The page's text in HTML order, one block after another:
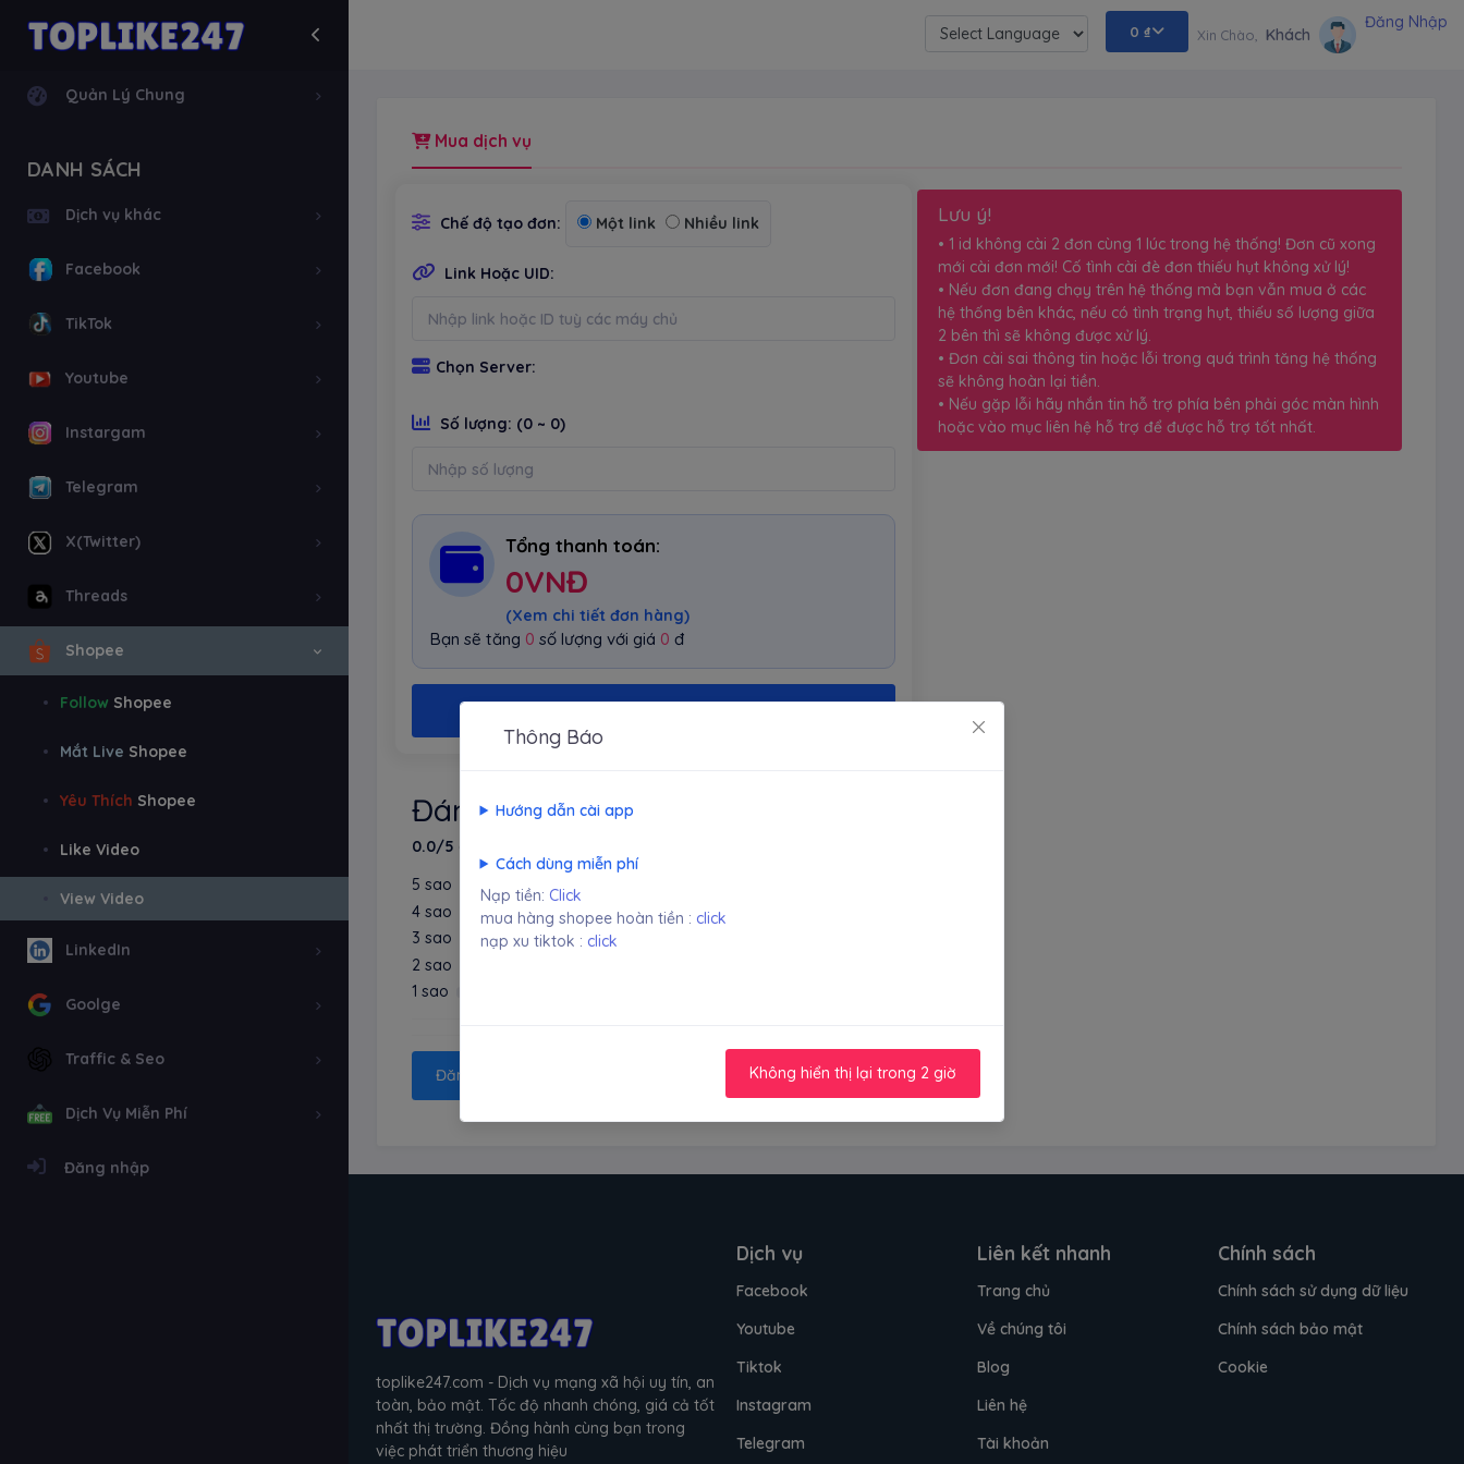
Quản Lý Chung
DANH SÁCH
Dịch vụ khác
Facebook
TikTok
Youtube
Instargam
Telegram
X(Twitter)
Threads
Shopee
Follow Shopee
Mắt Live Shopee
Yêu Thích Shopee
Like Video
View Video
LinkedIn
Goolge
Traffic & Seo
Dịch Vụ Miễn Phí
Đăng nhập
Powered by
0 ₫ Xin Chào, Khách
Đăng Nhập
Mua dịch vụ
Chế độ tạo đơn: Một link Nhiều link
Link Hoặc UID:
Chọn Server:
Số lượng: (0 ~ 0)
Tổng thanh toán:
0VNĐ
(Xem chi tiết đơn hàng)
Bạn sẽ tăng 0 số lượng với giá 0 đ
Đánh giá
0.0/5
5 sao
4 sao
3 sao
2 sao
1 sao
Đăng nhập để đánh giá
Lưu ý!
• 1 id không cài 2 đơn cùng 1 lúc trong hệ thống! Đơn cũ xong
mới cài đơn mới! Cố tình cài đè đơn thiếu hụt không xử lý!
• Nếu đơn đang chạy trên hệ thống mà bạn vẫn mua ở các
hệ thống bên khác, nếu có tình trạng hụt, thiếu số lượng giữa
2 bên thì sẽ không được xử lý.
• Đơn cài sai thông tin hoặc lỗi trong quá trình tăng hệ thống
sẽ không hoàn lại tiền.
• Nếu gặp lỗi hãy nhắn tin hỗ trợ phía bên phải góc màn hình
hoặc vào mục liên hệ hỗ trợ để được hỗ trợ tốt nhất.
toplike247.com - Dịch vụ mạng xã hội uy tín, an
toàn, bảo mật. Tốc độ nhanh chóng, giá cả tốt
nhất thị trường. Đồng hành cùng bạn trong
việc phát triển thương hiệu
Dịch vụ
Facebook
Youtube
Tiktok
Instagram
Telegram
Liên kết nhanh
Trang chủ
Về chúng tôi
Blog
Liên hệ
Tài khoản
Chính sách
Chính sách sử dụng dữ liệu
Chính sách bảo mật
Cookie
Thông Báo
Hướng dẫn cài app
Cách dùng miễn phí
Nạp tiền: Click
mua hàng shopee hoàn tiền : click
nạp xu tiktok : click
Không hiển thị lại trong 2 giờ